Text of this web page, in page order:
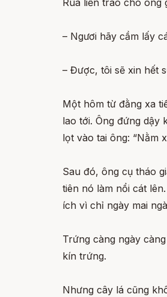
Rùa liền trao cho ông
– Ngươi hãy cầm lấy
– Được, tôi sẽ xin hết
Một hôm từ đằng xa
lao tới. Ông đứng dậy
lọt vào tai ông: “Nằm
Sau đó, ông cụ tháo
tiên nó làm nổi cát
ích vì chỉ ngày mai
Trứng càng ngày
kín trứng.
Nhưng cây lá cũng